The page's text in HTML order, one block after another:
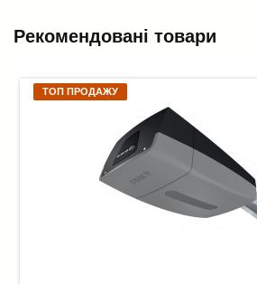
Рекомендовані товари
ТОП ПРОДАЖУ